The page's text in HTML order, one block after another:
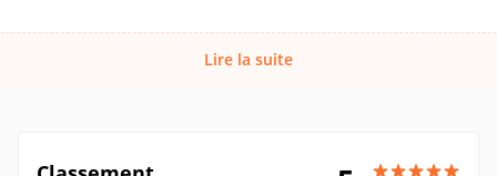
Lire la suite